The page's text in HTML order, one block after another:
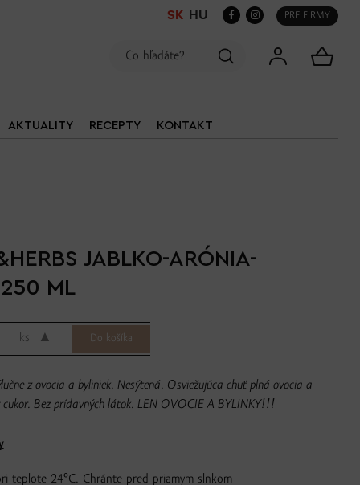
PRE FIRMY
SK HU
AKTUALITY RECEPTY KONTAKT
JABLKO-ARÓNIA-
ML
ks ▲
z ovocia a byliniek. Nesýtená. Osviežujúca chuť plná ovocia a
Bez prídavných látok. LEN OVOCIE A BYLINKY!!!
teplote 24°C. Chránte pred priamym slnkom